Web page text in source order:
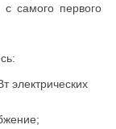
самого первого
электрических